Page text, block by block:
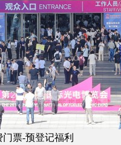
票-预登记福利